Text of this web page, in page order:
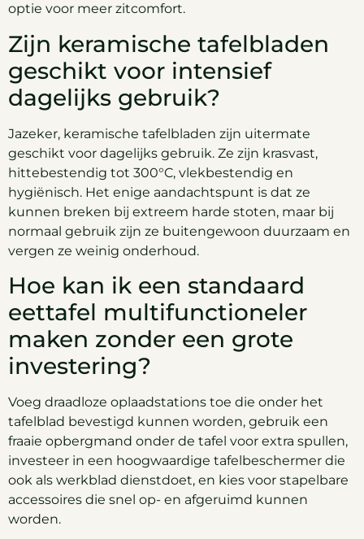
optie voor meer zitcomfort.
Zijn keramische tafelbladen
geschikt voor intensief
dagelijks gebruik?
Jazeker, keramische tafelbladen zijn uitermate
geschikt voor dagelijks gebruik. Ze zijn krasvast,
hittebestendig tot 300°C, vlekbestendig en
hygiënisch. Het enige aandachtspunt is dat ze
kunnen breken bij extreem harde stoten, maar bij
normaal gebruik zijn ze buitengewoon duurzaam en
vergen ze weinig onderhoud.
Hoe kan ik een standaard
eettafel multifunctioneler
maken zonder een grote
investering?
Voeg draadloze oplaadstations toe die onder het
tafelblad bevestigd kunnen worden, gebruik een
fraaie opbergmand onder de tafel voor extra spullen,
investeer in een hoogwaardige tafelbeschermer die
ook als werkblad dienstdoet, en kies voor stapelbare
accessoires die snel op- en afgeruimd kunnen
worden.